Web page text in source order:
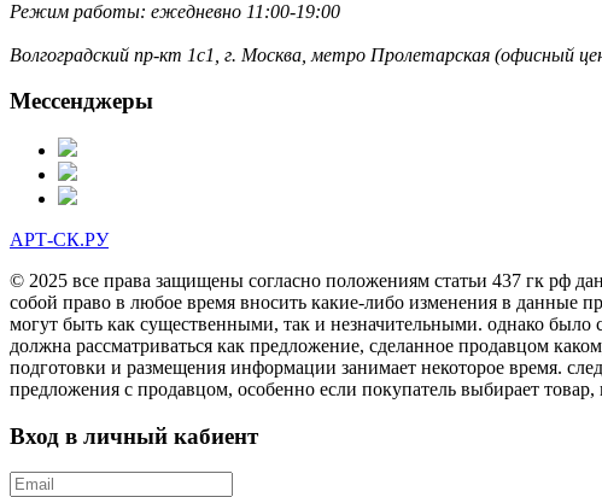
Режим работы: ежедневно 11:00-19:00
Волгоградский пр-кт 1с1, г. Москва, метро Пролетарская (офисный
Мессенджеры
АРТ-СК.РУ
© 2025 все права защищены согласно положениям статьи 437 гк рф
собой право в любое время вносить какие-либо изменения в данные
могут быть как существенными, так и незначительными. однако
должна рассматриваться как предложение, сделанное продавцом
подготовки и размещения информации занимает некоторое время.
предложения с продавцом, особенно если покупатель выбирает
Вход в личный кабиент